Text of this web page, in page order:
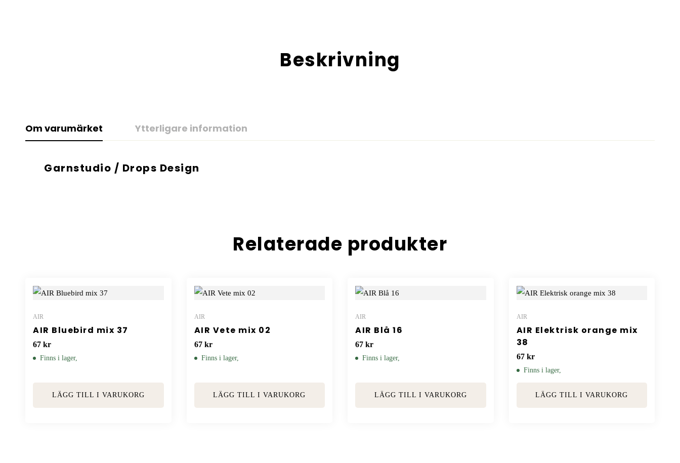
Beskrivning
Om varumärket Ytterligare information
Garnstudio / Drops Design
Relaterade produkter
AIR
AIR Bluebird mix 37
67 kr
Finns i lager,
LÄGG TILL I VARUKORG
AIR
AIR Vete mix 02
67 kr
Finns i lager,
LÄGG TILL I VARUKORG
AIR
AIR Blå 16
67 kr
Finns i lager,
LÄGG TILL I VARUKORG
AIR
AIR Elektrisk orange mix
38
67 kr
Finns i lager,
LÄGG TILL I VARUKORG